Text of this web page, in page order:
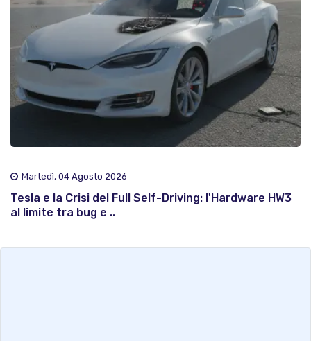
Martedì, 04 Agosto 2026
Tesla e la Crisi del Full Self-Driving: l'Hardware HW3
al limite tra bug e ..